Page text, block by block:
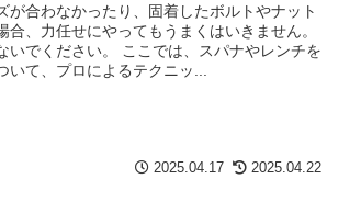
が合わなかったり、固着したボルトやナット
合、力任せにやってもうまくはいきません。
いでください。 ここでは、スパナやレンチを
て、プロによるテクニッ...
2025.04.17 2025.04.22